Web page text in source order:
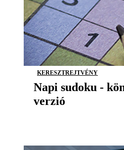
KERESZTREJTVÉNY
Napi sudoku -
verzió